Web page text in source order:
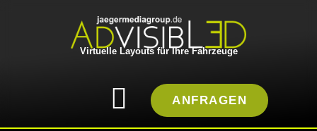
Virtuelle Layouts für Ihre Fahrzeuge
ANFRAGEN